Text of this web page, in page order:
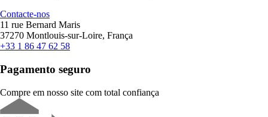
Contacte-nos
11 rue Bernard Maris
37270 Montlouis-sur-Loire, França
+33 1 86 47 62 58
Pagamento seguro
Compre em nosso site com total confiança